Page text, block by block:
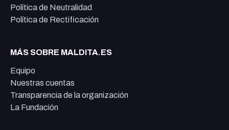
Política de Neutralidad
Política de Rectificación
MÁS SOBRE MALDITA.ES
Equipo
Nuestras cuentas
Transparencia de la organización
La Fundación